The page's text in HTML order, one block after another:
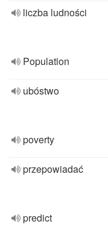
liczba ludności
Population
ubóstwo
poverty
przepowiadać
predict